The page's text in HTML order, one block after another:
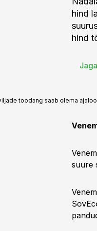
hind
hind
Jaga
toodang saab olema
suure